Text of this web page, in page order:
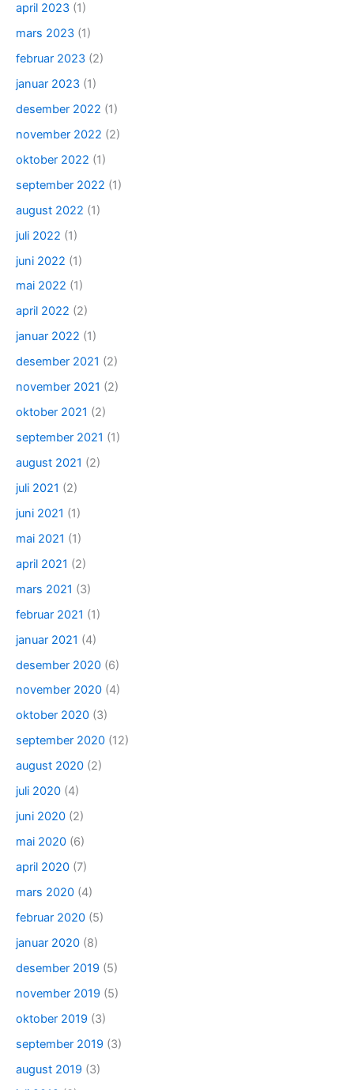
april 2023 (1)
mars 2023 (1)
februar 2023 (2)
januar 2023 (1)
desember 2022 (1)
november 2022 (2)
oktober 2022 (1)
september 2022 (1)
august 2022 (1)
juli 2022 (1)
juni 2022 (1)
mai 2022 (1)
april 2022 (2)
januar 2022 (1)
desember 2021 (2)
november 2021 (2)
oktober 2021 (2)
september 2021 (1)
august 2021 (2)
juli 2021 (2)
juni 2021 (1)
mai 2021 (1)
april 2021 (2)
mars 2021 (3)
februar 2021 (1)
januar 2021 (4)
desember 2020 (6)
november 2020 (4)
oktober 2020 (3)
september 2020 (12)
august 2020 (2)
juli 2020 (4)
juni 2020 (2)
mai 2020 (6)
april 2020 (7)
mars 2020 (4)
februar 2020 (5)
januar 2020 (8)
desember 2019 (5)
november 2019 (5)
oktober 2019 (3)
september 2019 (3)
august 2019 (3)